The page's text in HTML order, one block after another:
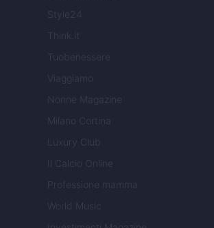
Style24
Think.it
Tuobenessere
Viaggiamo
Nonne Magazine
Milano Cortina
Luxury Club
Il Calcio Online
Professione mamma
World Music